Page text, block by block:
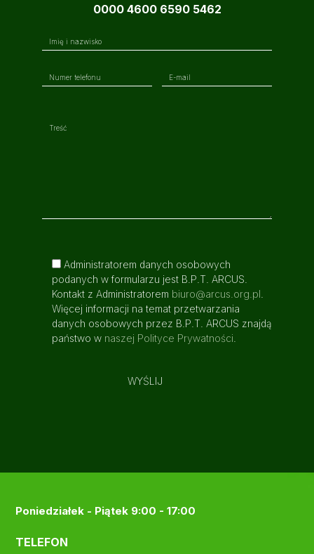
0000 4600 6590 5462
Administratorem danych osobowych
podanych w formularzu jest B.P.T. ARCUS.
Kontakt z Administratorem biuro@arcus.org.pl
Więcej informacji na temat przetwarzania
danych osobowych przez B.P.T. ARCUS znajdą
państwo w naszej Polityce Prywatności
Poniedziałek - Piątek 9:00 - 17:00
TELEFON